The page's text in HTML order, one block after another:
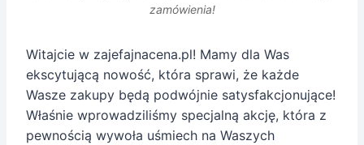
zamówienia!
Witajcie w zajefajnacena.pl! Mamy dla Was
ekscytującą nowość, która sprawi, że każde
Wasze zakupy będą podwójnie satysfakcjonujące!
Właśnie wprowadziliśmy specjalną akcję, która z
pewnością wywoła uśmiech na Waszych